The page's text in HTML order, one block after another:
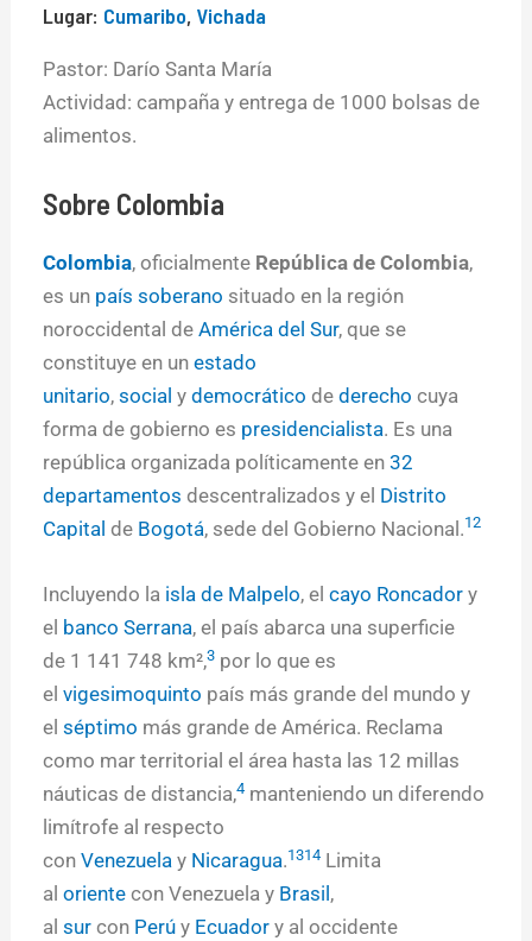
Lugar: Cumaribo, Vichada
Pastor: Darío Santa María
Actividad: campaña y entrega de 1000 bolsas de
alimentos.
Sobre Colombia
Colombia, oficialmente República de Colombia,
es un país soberano situado en la región
noroccidental deAmérica del Sur, que se
constituye en unestado
unitario,social ydemocrático dederecho cuya
forma de gobierno es presidencialista. Es una
república organizada políticamente en32
departamentos descentralizados y el Distrito
Capital de Bogotá, sede del Gobierno Nacional.12
Incluyendo la isla de Malpelo, elcayo Roncador y
el banco Serrana, el país abarca una superficie
de 1 141 748 km²,3 ​ por lo que es
elvigesimoquinto país más grande del mundo y
elséptimo más grande de América. Reclama
como mar territorial el área hasta las 12 millas
náuticas de distancia,4 ​ manteniendo un diferendo
limítrofe al respecto
conVenezuela y Nicaragua.1314 ​ Limita
aloriente con Venezuela y Brasil ,
alsur con Perú y Ecuador y al occidente